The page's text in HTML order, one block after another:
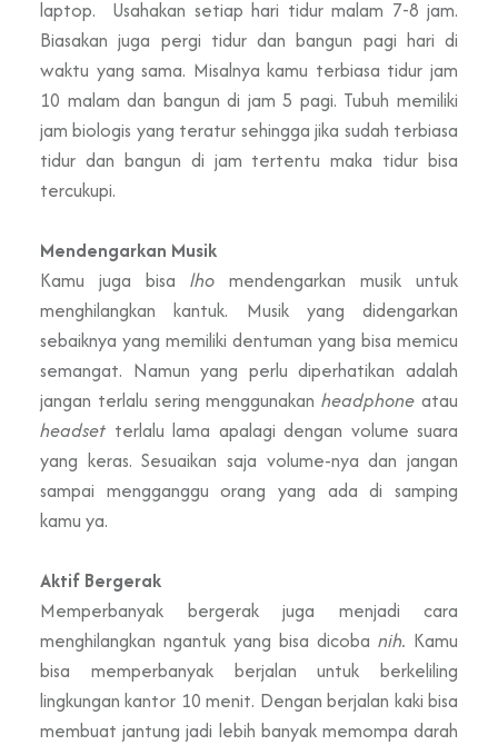
laptop. Usahakan setiap hari tidur malam 7-8 jam.
Biasakan juga pergi tidur dan bangun pagi hari di
waktu yang sama. Misalnya kamu terbiasa tidur jam
10 malam dan bangun di jam 5 pagi. Tubuh memiliki
jam biologis yang teratur sehingga jika sudah terbiasa
tidur dan bangun di jam tertentu maka tidur bisa
tercukupi.
Mendengarkan Musik
Kamu juga bisa lho mendengarkan musik untuk
menghilangkan kantuk. Musik yang didengarkan
sebaiknya yang memiliki dentuman yang bisa memicu
semangat. Namun yang perlu diperhatikan adalah
jangan terlalu sering menggunakanheadphoneatau
headset terlalu lama apalagi dengan volume suara
yang keras. Sesuaikan saja volume-nya dan jangan
sampai mengganggu orang yang ada di samping
kamu ya.
Aktif Bergerak
Memperbanyak bergerak juga menjadi cara
menghilangkan ngantuk yang bisa dicoba nih. Kamu
bisa memperbanyak berjalan untuk berkeliling
lingkungan kantor 10 menit. Dengan berjalan kaki bisa
membuat jantung jadi lebih banyak memompa darah